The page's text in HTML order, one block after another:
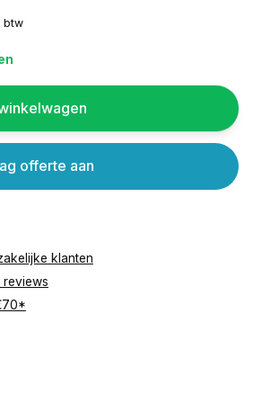
btw
offerte aan
klanten